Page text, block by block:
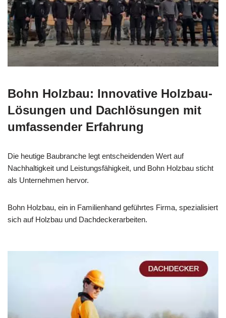
Bohn Holzbau: Innovative Holzbau-
Lösungen und Dachlösungen mit
umfassender Erfahrung
Die heutige Baubranche legt entscheidenden Wert auf
Nachhaltigkeit und Leistungsfähigkeit, und Bohn Holzbau sticht
als Unternehmen hervor.
Bohn Holzbau, ein in Familienhand geführtes Firma, spezialisiert
sich auf Holzbau und Dachdeckerarbeiten.